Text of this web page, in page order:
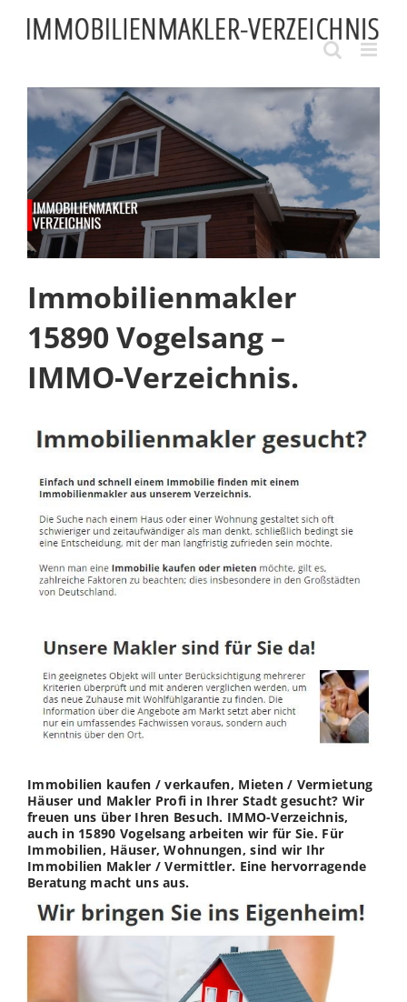
content
Immobilienmakler
15890 Vogelsang –
IMMO-Verzeichnis.
Immobilien kaufen / verkaufen, Mieten / Vermietung
Häuser und Makler Profi in Ihrer Stadt gesucht? Wir
freuen uns über Ihren Besuch. IMMO-Verzeichnis,
auch in 15890 Vogelsang arbeiten wir für Sie. Für
Immobilien, Häuser, Wohnungen, sind wir Ihr
Immobilien Makler / Vermittler. Eine hervorragende
Beratung macht uns aus.